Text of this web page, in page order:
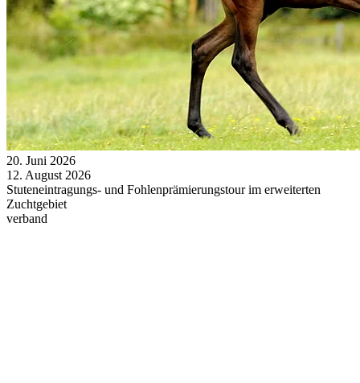
20. Juni 2026
12. August 2026
Stuteneintragungs- und Fohlenprämierungstour im erweiterten
Zuchtgebiet
verband